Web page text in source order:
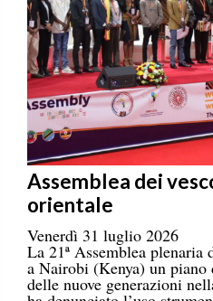
Assemblea dei
orientale
Venerdì 31 luglio 2026
La 21ª Assemblea plenaria
a Nairobi (Kenya) un piano
delle nuove generazioni